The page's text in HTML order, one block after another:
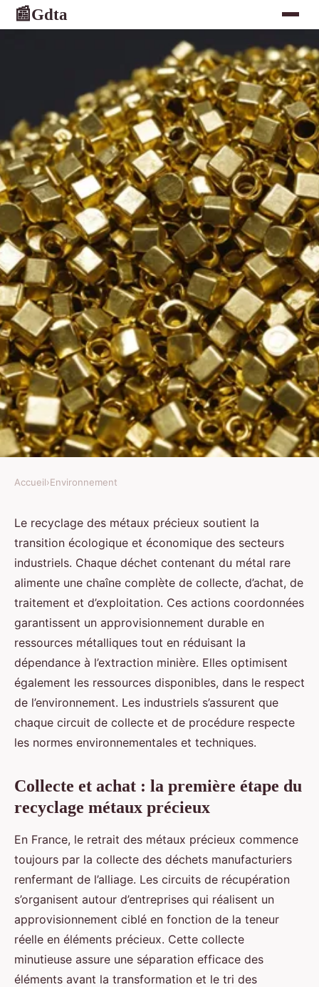
📰Gdta
Recyclage métaux précieux :
collecte, traitement et
valorisation au cœur des
industries durables
Antonin•19 novembre 2025•5 min de lecture
Accueil›Environnement
Le recyclage des métaux précieux soutient la
transition écologique et économique des secteurs
industriels. Chaque déchet contenant du métal rare
alimente une chaîne complète de collecte, d’achat, de
traitement et d’exploitation. Ces actions coordonnées
garantissent un approvisionnement durable en
ressources métalliques tout en réduisant la
dépendance à l’extraction minière. Elles optimisent
également les ressources disponibles, dans le respect
de l’environnement. Les industriels s’assurent que
chaque circuit de collecte et de procédure respecte
les normes environnementales et techniques.
Collecte et achat : la première étape du
recyclage métaux précieux
En France, le retrait des métaux précieux commence
toujours par la collecte des déchets manufacturiers
renfermant de l’alliage. Les circuits de récupération
s’organisent autour d’entreprises qui réalisent un
approvisionnement ciblé en fonction de la teneur
réelle en éléments précieux. Cette collecte
minutieuse assure une séparation efficace des
éléments avant la transformation et le tri des